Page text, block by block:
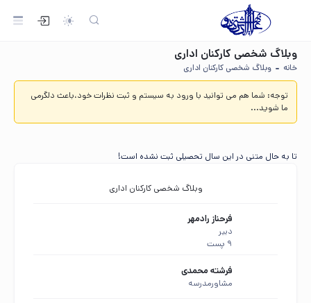
وبلاگ شخصی کارکنان اداری
خانه وبلاگ شخصی کارکنان اداری
توجه: شما هم می توانید با ورود به سیستم و ثبت نظرات خود،باعث دلگرمی
ما شوید...
تا به حال متنی در این سال تحصیلی ثبت نشده است!
وبلاگ شخصی کارکنان اداری
فرحناز رادمهر
دبیر
9 پست
فرشته محمدی
مشاورمدرسه